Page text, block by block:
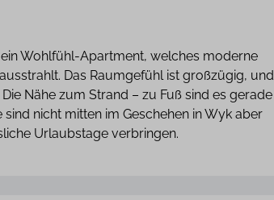
Wohlfühl-Apartment, welches moderne
Das Raumgefühl ist großzügig, und
Nähe zum Strand – zu Fuß sind es gerade
nicht mitten im Geschehen in Wyk aber
Urlaubstage verbringen.